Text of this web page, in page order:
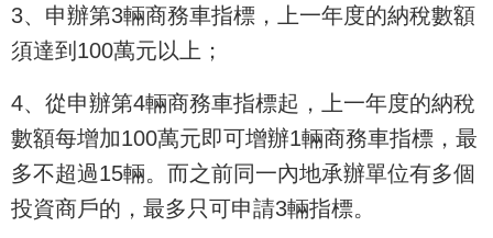
3、申辦第3輛商務車指標，上一年度的納稅數額
須達到100萬元以上；
4、從申辦第4輛商務車指標起，上一年度的納稅
數額每增加100萬元即可增辦1輛商務車指標，最
多不超過15輛。而之前同一內地承辦單位有多個
投資商戶的，最多只可申請3輛指標。